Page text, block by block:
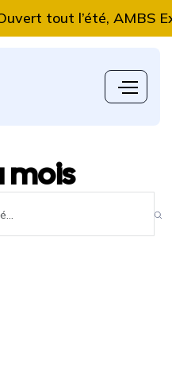
tout l’été, AMBS
mois